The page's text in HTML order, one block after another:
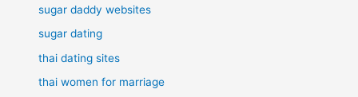
sugar daddy websites
sugar dating
thai dating sites
thai women for marriage